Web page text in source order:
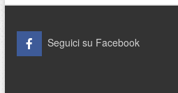
Seguici su Facebook